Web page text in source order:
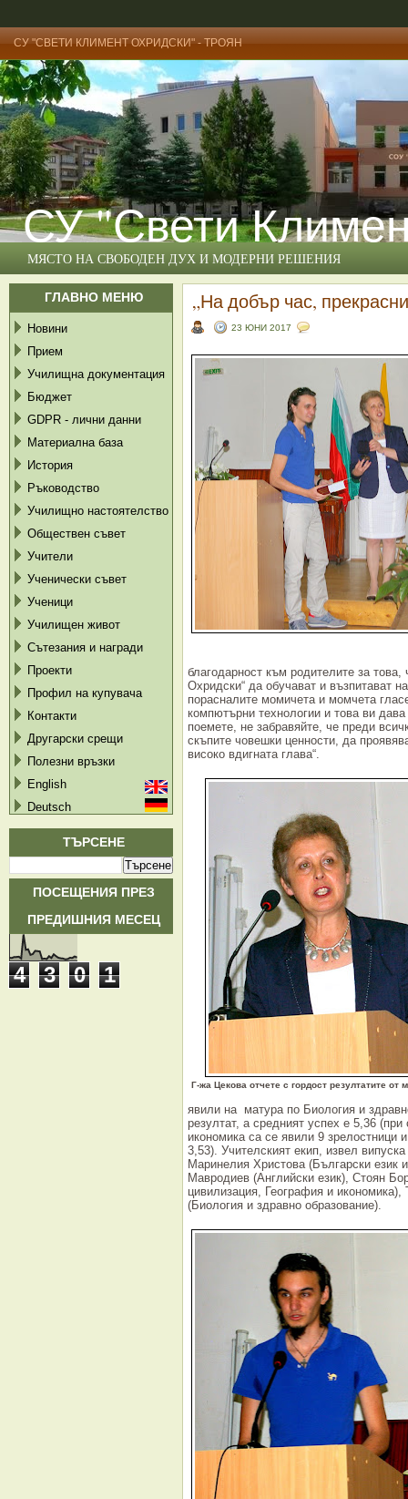
СУ "СВЕТИ КЛИМЕНТ ОХРИДСКИ" - ТРОЯН
СУ "Свети
МЯСТО НА СВОБОДЕН ДУХ И МОДЕРНИ РЕШЕНИЯ
ГЛАВНО МЕНЮ
Новини
Прием
Училищна документация
Бюджет
GDPR - лични данни
Материална база
История
Ръководство
Училищно настоятелство
Обществен съвет
Учители
Ученически съвет
Ученици
Училищен живот
Сътезания и награди
Проекти
Профил на купувача
Контакти
Другарски срещи
Полезни връзки
English
Deutsch
ТЪРСЕНЕ
ПОСЕЩЕНИЯ ПРЕЗ
ПРЕДИШНИЯ МЕСЕЦ
4 3 0 1
„На добър час,
23 ЮНИ 2017
благодарност към родителите за
Охридски“ да обучават и възпитават
порасналите момичета и момчета
компютърни технологии и това ви
поемете, не забравяйте, че преди
скъпите човешки ценности, да
високо вдигната глава“.
Г-жа Цекова отчете с гордост резултатите от
явили на матура по Биология и
резултат, а средният успех е 5,36
икономика са се явили 9 зрелостници
3,53). Учителският екип, извел
Маринелия Христова (Български език
Мавродиев (Английски език), Стоян
цивилизация, География и
(Биология и здравно образование).